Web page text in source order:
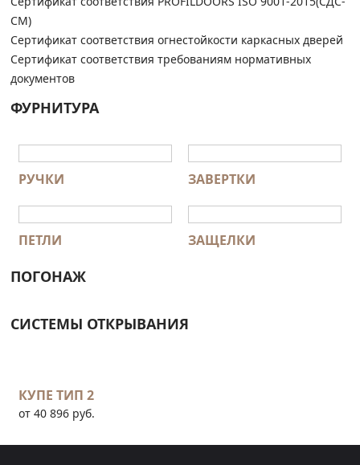
СМ)
Сертификат соответствия огнестойкости каркасных дверей
Сертификат соответствия требованиям нормативных
документов
ФУРНИТУРА
РУЧКИ ЗАВЕРТКИ
ПЕТЛИ ЗАЩЕЛКИ
ПОГОНАЖ
СИСТЕМЫ ОТКРЫВАНИЯ
КУПЕ ТИП 2
от 40 896 руб.